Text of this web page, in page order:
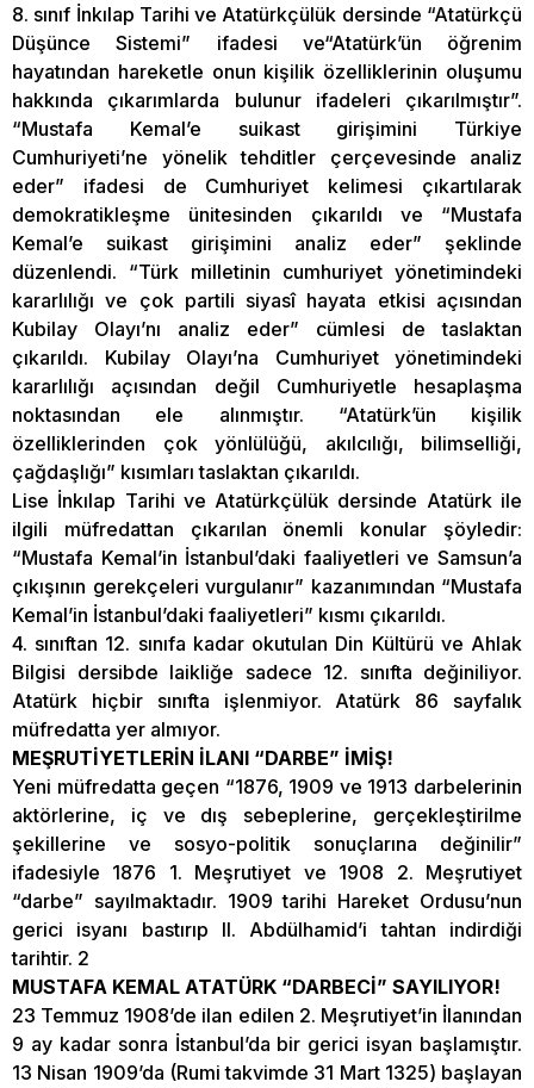
8. sınıf İnkılap Tarihi ve Atatürkçülük dersinde “Atatürkçü
Düşünce Sistemi” ifadesi ve“Atatürk’ün öğrenim
hayatından hareketle onun kişilik özelliklerinin oluşumu
hakkında çıkarımlarda bulunur ifadeleri çıkarılmıştır”.
“Mustafa Kemal’e suikast girişimini Türkiye
Cumhuriyeti’ne yönelik tehditler çerçevesinde analiz
eder” ifadesi de Cumhuriyet kelimesi çıkartılarak
demokratikleşme ünitesinden çıkarıldı ve “Mustafa
Kemal’e suikast girişimini analiz eder” şeklinde
düzenlendi. “Türk milletinin cumhuriyet yönetimindeki
kararlılığı ve çok partili siyasî hayata etkisi açısından
Kubilay Olayı’nı analiz eder” cümlesi de taslaktan
çıkarıldı. Kubilay Olayı’na Cumhuriyet yönetimindeki
kararlılığı açısından değil Cumhuriyetle hesaplaşma
noktasından ele alınmıştır. “Atatürk’ün kişilik
özelliklerinden çok yönlülüğü, akılcılığı, bilimselliği,
çağdaşlığı” kısımları taslaktan çıkarıldı.
Lise İnkılap Tarihi ve Atatürkçülük dersinde Atatürk ile
ilgili müfredattan çıkarılan önemli konular şöyledir:
“Mustafa Kemal’in İstanbul’daki faaliyetleri ve Samsun’a
çıkışının gerekçeleri vurgulanır” kazanımından “Mustafa
Kemal’in İstanbul’daki faaliyetleri” kısmı çıkarıldı.
4. sınıftan 12. sınıfa kadar okutulan Din Kültürü ve Ahlak
Bilgisi dersibde laikliğe sadece 12. sınıfta değiniliyor.
Atatürk hiçbir sınıfta işlenmiyor. Atatürk 86 sayfalık
müfredatta yer almıyor.
MEŞRUTİYETLERİN İLANI “DARBE” İMİŞ!
Yeni müfredatta geçen “1876, 1909 ve 1913 darbelerinin
aktörlerine, iç ve dış sebeplerine, gerçekleştirilme
şekillerine ve sosyo-politik sonuçlarına değinilir”
ifadesiyle 1876 1. Meşrutiyet ve 1908 2. Meşrutiyet
“darbe” sayılmaktadır. 1909 tarihi Hareket Ordusu’nun
gerici isyanı bastırıp II. Abdülhamid’i tahtan indirdiği
tarihtir. 2
MUSTAFA KEMAL ATATÜRK “DARBECİ” SAYILIYOR!
23 Temmuz 1908’de ilan edilen 2. Meşrutiyet’in İlanından
9 ay kadar sonra İstanbul’da bir gerici isyan başlamıştır.
13 Nisan 1909’da (Rumi takvimde 31 Mart 1325) başlayan